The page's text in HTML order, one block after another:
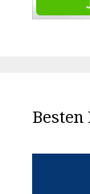
Besten